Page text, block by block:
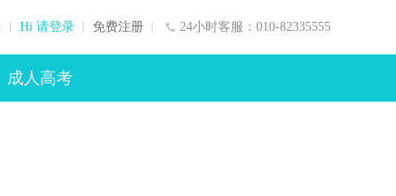
24小时客服：010-82335555
Hi 请登录 免费注册
成人高考